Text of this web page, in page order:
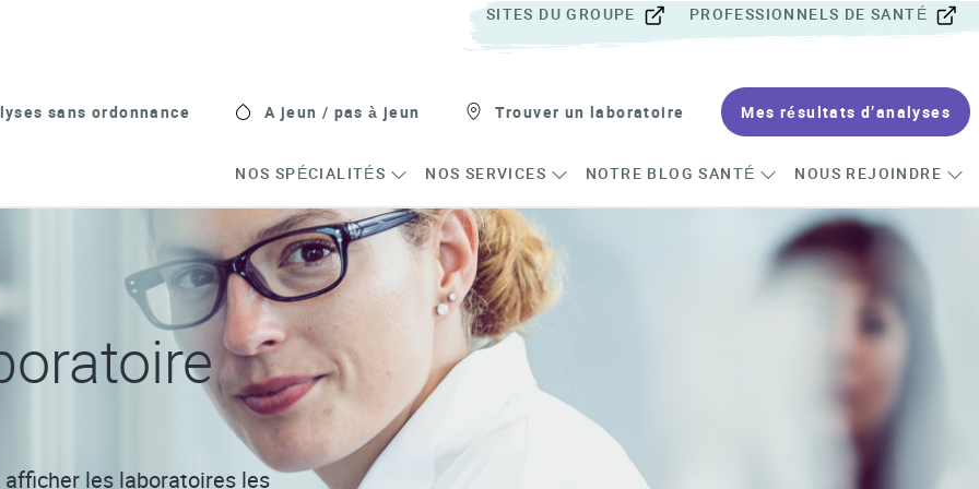
SITES DU GROUPE PROFESSIONNELS DE SANTÉ
sans ordonnance A jeun / pas à jeun Trouver un laboratoire Mes résultats d’analyses
NOS SPÉCIALITÉS NOS SERVICES NOTRE BLOG SANTÉ NOUS REJOINDRE
les laboratoires les